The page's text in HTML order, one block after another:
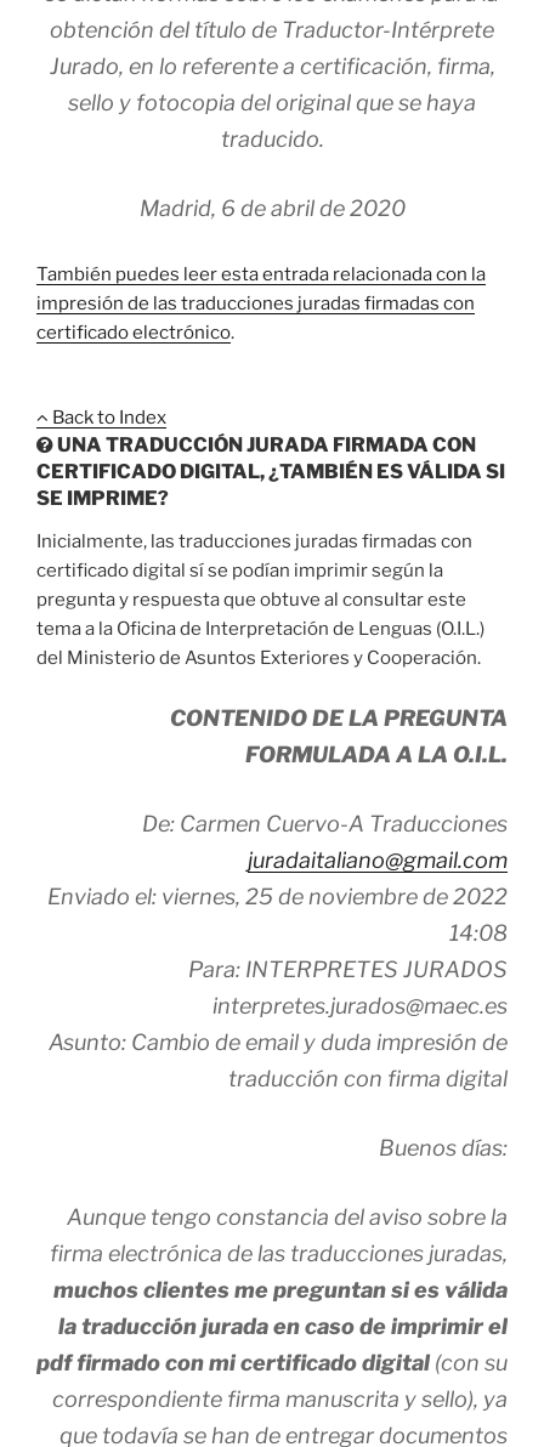
obtención del título de Traductor-Intérprete
Jurado, en lo referente a certificación, firma,
sello y fotocopia del original que se haya
traducido.
Madrid, 6 de abril de 2020
También puedes leer esta entrada relacionada con la
impresión de las traducciones juradas firmadas con
certificado electrónico.
Back to Index
UNA TRADUCCIÓN JURADA FIRMADA CON
CERTIFICADO DIGITAL, ¿TAMBIÉN ES VÁLIDA SI
SE IMPRIME?
Inicialmente, las traducciones juradas firmadas con
certificado digital sí se podían imprimir según la
pregunta y respuesta que obtuve al consultar este
tema a la Oficina de Interpretación de Lenguas (O.I.L.)
del Ministerio de Asuntos Exteriores y Cooperación.
CONTENIDO DE LA PREGUNTA
FORMULADA A LA O.I.L.
De: Carmen Cuervo-A Traducciones
juradaitaliano@gmail.com
Enviado el: viernes, 25 de noviembre de 2022
14:08
Para: INTERPRETES JURADOS
interpretes.jurados@maec.es
Asunto: Cambio de email y duda impresión de
traducción con firma digital
Buenos días:
Aunque tengo constancia del aviso sobre la
firma electrónica de las traducciones juradas,
muchos clientes me preguntan si es válida
la traducción jurada en caso de imprimir el
pdf firmado con mi certificado digital(con su
correspondiente firma manuscrita y sello), ya
que todavía se han de entregar documentos